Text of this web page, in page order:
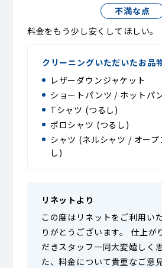
不満な点
料金をもう少し安くしてほしい。
クリーニングいただいたお品
レザーダウンジャケット
ショートパンツ / ホットパ
Tシャツ (つるし)
ポロシャツ (つるし)
シャツ (ネルシャツ / オー
し)
リネットより
この度はリネットをご利用い
りがとうございます。 仕上が
だきスタッフ一同大変嬉しく
た、料金について貴重なご意